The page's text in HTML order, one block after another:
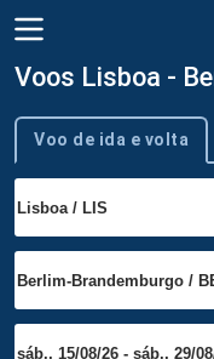
Voos Lisboa -
Tipo de viagem
Voo de ida e volta